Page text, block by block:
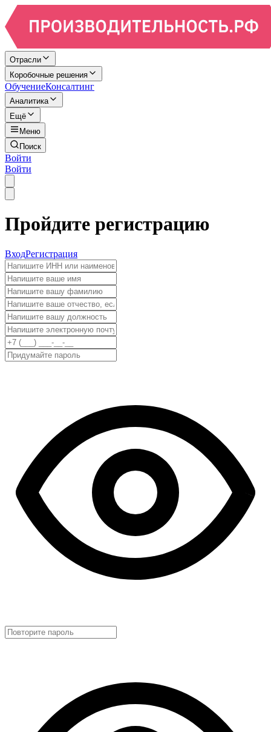
Отрасли
Коробочные решения
ОбучениеКонсалтинг
Аналитика
Ещё
Меню
Поиск
Войти
Войти
Пройдите регистрацию
ВходРегистрация